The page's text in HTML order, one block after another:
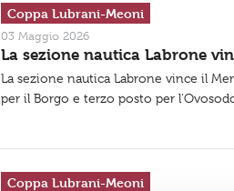
Coppa Lubrani-Meoni
03 Maggio 2026
La sezione nautica Labrone
La sezione nautica Labrone vince il
per il Borgo e terzo posto per
Coppa Lubrani-Meoni